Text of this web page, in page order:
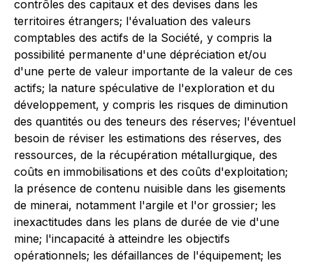
contrôles des capitaux et des devises dans les
territoires étrangers; l'évaluation des valeurs
comptables des actifs de la Société, y compris la
possibilité permanente d'une dépréciation et/ou
d'une perte de valeur importante de la valeur de ces
actifs; la nature spéculative de l'exploration et du
développement, y compris les risques de diminution
des quantités ou des teneurs des réserves; l'éventuel
besoin de réviser les estimations des réserves, des
ressources, de la récupération métallurgique, des
coûts en immobilisations et des coûts d'exploitation;
la présence de contenu nuisible dans les gisements
de minerai, notamment l'argile et l'or grossier; les
inexactitudes dans les plans de durée de vie d'une
mine; l'incapacité à atteindre les objectifs
opérationnels; les défaillances de l'équipement; les